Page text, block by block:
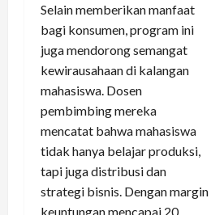
Selain memberikan manfaat
bagi konsumen, program ini
juga mendorong semangat
kewirausahaan di kalangan
mahasiswa. Dosen
pembimbing mereka
mencatat bahwa mahasiswa
tidak hanya belajar produksi,
tapi juga distribusi dan
strategi bisnis. Dengan margin
keuntungan mencapai 20